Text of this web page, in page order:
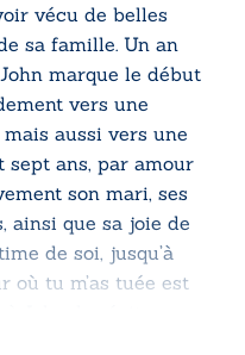
vécu de belles
sa famille. Un an
marque le début
vers une
mais aussi vers une
sept ans, par amour
son mari, ses
ainsi que sa joie de
de soi, jusqu’à
où tu m’as tuée est
ses défaites et de